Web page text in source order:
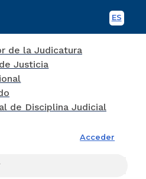
ES
Acceder